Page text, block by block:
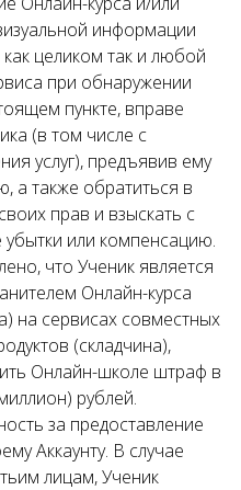
информации
целиком так и любой
при обнаружении
пункте, вправе
(в том числе с
услуг), предъявив ему
а также обратиться в
прав и взыскать с
или компенсацию.
что Ученик является
Онлайн-курса
на сервисах совместных
(складчина),
Онлайн-школе штраф в
рублей.
за предоставление
Аккаунту. В случае
лицам, Ученик